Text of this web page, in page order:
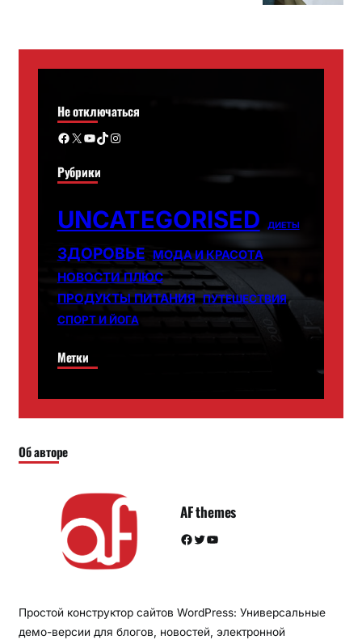
Не отключаться
Facebook X YouTube TikTok Instagram
Рубрики
UNCATEGORISED ДИЕТЫ
ЗДОРОВЬЕ МОДА И КРАСОТА
НОВОСТИ ПЛЮС
ПРОДУКТЫ ПИТАНИЯ ПУТЕШЕСТВИЯ
СПОРТ И ЙОГА
Метки
Об авторе
AF themes
Facebook Twitter YouTube
Простой конструктор сайтов WordPress: Универсальные
демо-версии для блогов, новостей, электронной